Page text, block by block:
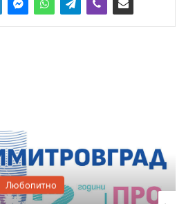
Любопитно